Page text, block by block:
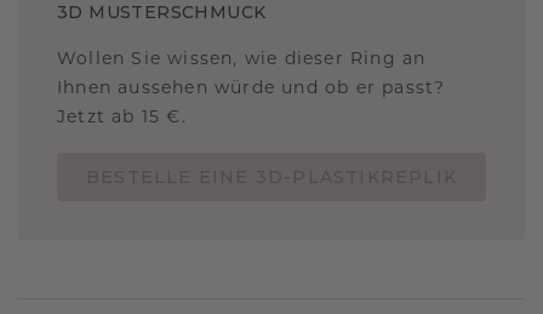
3D MUSTERSCHMUCK
Wollen Sie wissen, wie dieser Ring an
Ihnen aussehen würde und ob er passt?
Jetzt ab 15 €.